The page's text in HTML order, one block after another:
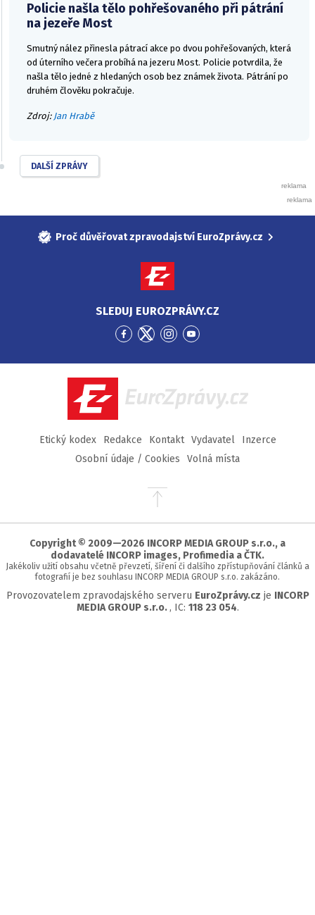
Policie našla tělo pohřešovaného při pátrání
na jezeře Most
Smutný nález přinesla pátrací akce po dvou pohřešovaných, která
od úterního večera probíhá na jezeru Most. Policie potvrdila, že
našla tělo jedné z hledaných osob bez známek života. Pátrání po
druhém člověku pokračuje.
Zdroj: Jan Hrabě
DALŠÍ ZPRÁVY
Proč důvěřovat zpravodajství EuroZprávy.cz
SLEDUJ EUROZPRÁVY.CZ
Přejít
Facebook
Přejít
Twitter
Přejít
Instagram
Přejít
YouTube
EuroZprávy.cz
Etický kodex Redakce Kontakt Vydavatel
Inzerce
Osobní údaje / Cookies
Volná místa
Přejít
stránky
Copyright © 2009—2026 INCORP MEDIA GROUP s.r.o., a
dodavatelé INCORP images, Profimedia a ČTK.
Jakékoliv užití obsahu včetně převzetí, šíření či dalšího zpřístupňování článků a
fotografií je bez souhlasu INCORP MEDIA GROUP s.r.o. zakázáno.
Provozovatelem zpravodajského serveru EuroZprávy.cz je INCORP
MEDIA GROUP s.r.o. , IC: 118 23 054.